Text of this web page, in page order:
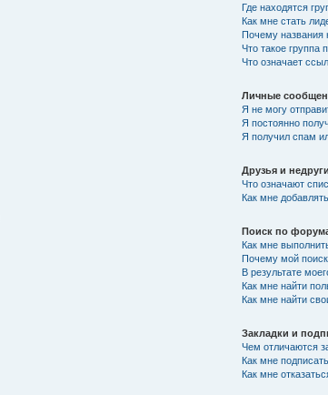
Где находятся
Как мне стать
Почему названия
Что такое группа
Что означает
Личные
Я не могу
Я постоянно
Я получил спам
Друзья и недруги
Что означают
Как мне
Поиск по
Как мне
Почему мой поиск
В результате
Как мне найти
Как мне найти
Закладки и
Чем отличаются
Как мне
Как мне